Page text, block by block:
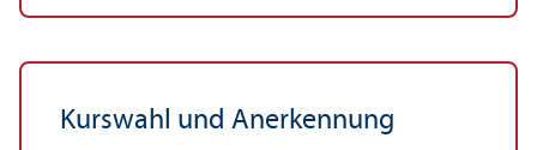
Kurswahl und Anerkennung